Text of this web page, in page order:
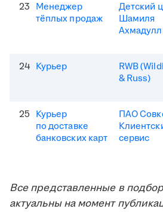
23 Менеджер
тёплых продаж
Детский
Шамиля
24 Курьер
RWB
& Russ)
25 Курьер
по доставке
банковских карт
ПАО
сервис
Все представленные в
актуальны на момент